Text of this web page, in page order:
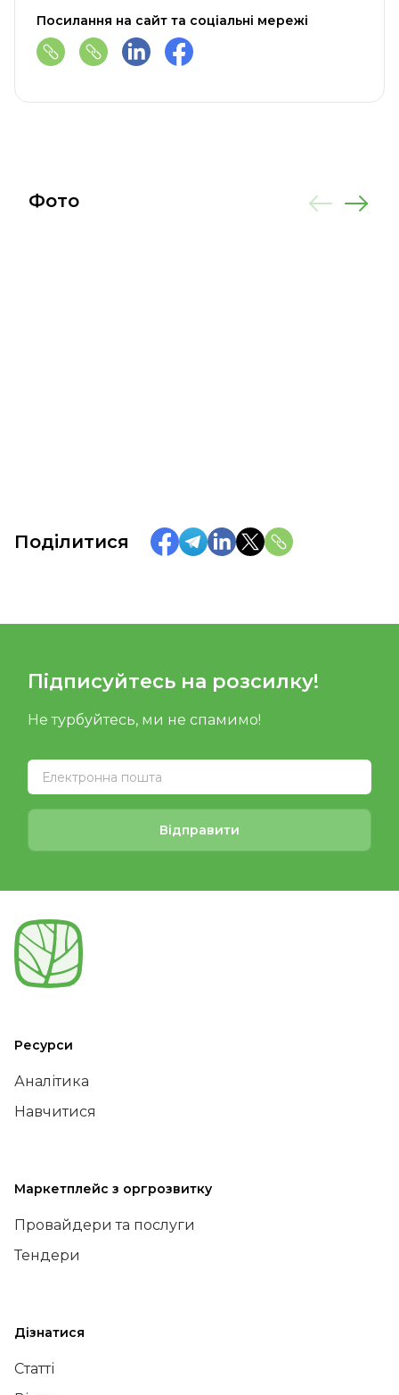
Посилання на сайт та соціальні мережі
Фото
Поділитися
Підписуйтесь на розсилку!
Не турбуйтесь, ми не спамимо!
Відправити
Ресурси
Аналітика
Навчитися
Маркетплейс з оргрозвитку
Провайдери та послуги
Тендери
Дізнатися
Статті